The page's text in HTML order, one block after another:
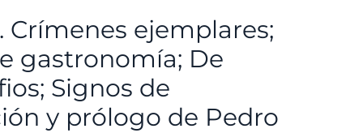
ejemplares;
gastronomía; De
Signos de
y prólogo de Pedro